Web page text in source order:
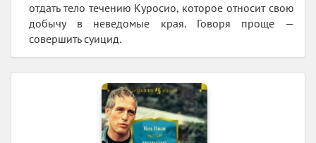
отдать тело течению Куросио, которое относит свою
добычу в неведомые края. Говоря проще —
совершить суицид.